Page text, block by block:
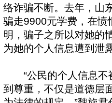
络诈骗不断。去年，山
骗走9900元学费，在愤
明，骗子之所以对她的
为她的个人信息遭到泄露
“公民的个人信息不
到尊重，不仅是道德层